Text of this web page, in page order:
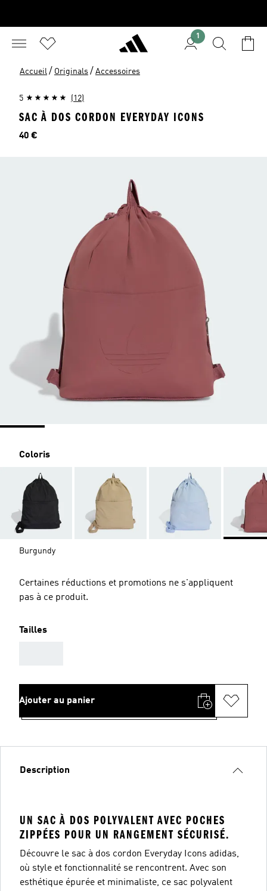
1
Accueil / Originals / Accessoires
5 (12)
SAC À DOS CORDON EVERYDAY ICONS
Prix
40 €
Coloris
Burgundy
Certaines réductions et promotions ne s'appliquent
pas à ce produit.
Tailles
Ajouter au panier
Description
UN SAC À DOS POLYVALENT AVEC POCHES
ZIPPÉES POUR UN RANGEMENT SÉCURISÉ.
Découvre le sac à dos cordon Everyday Icons adidas,
où style et fonctionnalité se rencontrent. Avec son
esthétique épurée et minimaliste, ce sac polyvalent